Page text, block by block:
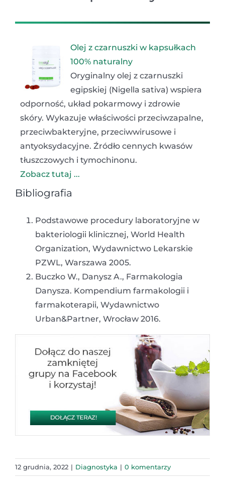
Olej z czarnuszki w kapsułkach
100% naturalny
Oryginalny olej z czarnuszki
egipskiej (Nigella sativa) wspiera
odporność, układ pokarmowy i zdrowie
skóry. Wykazuje właściwości przeciwzapalne,
przeciwbakteryjne, przeciwwirusowe i
antyoksydacyjne. Źródło cennych kwasów
tłuszczowych i tymochinonu.
Zobacz tutaj ...
Bibliografia
Podstawowe procedury laboratoryjne w
bakteriologii klinicznej, World Health
Organization, Wydawnictwo Lekarskie
PZWL, Warszawa 2005.
Buczko W., Danysz A., Farmakologia
Danysza. Kompendium farmakologii i
farmakoterapii, Wydawnictwo
Urban&Partner, Wrocław 2016.
12 grudnia, 2022 | Diagnostyka | 0 komentarzy